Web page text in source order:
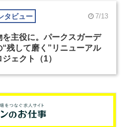
タビュー 7/13
を主役に。パークスガーデ
“残して磨く”リニューアル
ジェクト（1）